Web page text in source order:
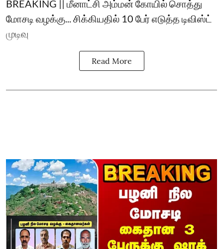
BREAKING || மீனாட்சி அம்மன் கோயில் சொத்து
மோசடி வழக்கு... சிக்கியதில் 10 பேர் எடுத்த டிவிஸ்ட்
முடிவு
Read More